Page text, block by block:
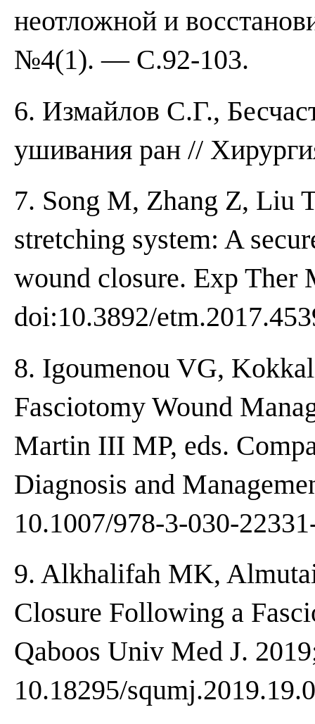
неотложной и
№4(1). — С.92-103.
6. Измайлов С.Г.,
ушивания ран //
7. Song M, Zhang Z, Liu
stretching system: A
wound closure. Exp Ther
doi:10.3892/
8. Igoumenou VG,
Fasciotomy Wound
Martin III MP, eds.
Diagnosis and
10.1007/978-3-030-
9. Alkhalifah MK,
Closure Following a
Qaboos Univ Med J.
10.18295/